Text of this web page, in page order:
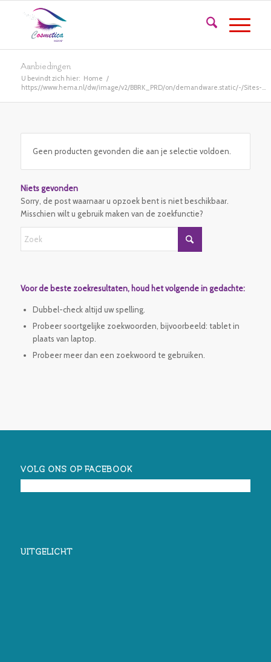
Aanbiedingen
U bevindt zich hier: Home /
https://www.hema.nl/dw/image/v2/BBRK_PRD/on/demandware.static/-/Sites-...
Geen producten gevonden die aan je selectie voldoen.
Niets gevonden
Sorry, de post waarnaar u opzoek bent is niet beschikbaar.
Misschien wilt u gebruik maken van de zoekfunctie?
Voor de beste zoekresultaten, houd het volgende in gedachte:
Dubbel-check altijd uw spelling.
Probeer soortgelijke zoekwoorden, bijvoorbeeld: tablet in
plaats van laptop.
Probeer meer dan een zoekwoord te gebruiken.
VOLG ONS OP FACEBOOK
UITGELICHT